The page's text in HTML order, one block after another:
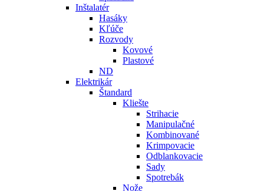
Inštalatér
Hasáky
Kľúče
Rozvody
Kovové
Plastové
ND
Elektrikár
Štandard
Kliešte
Strihacie
Manipulačné
Kombinované
Krimpovacie
Odblankovacie
Sady
Spotrebák
Nože